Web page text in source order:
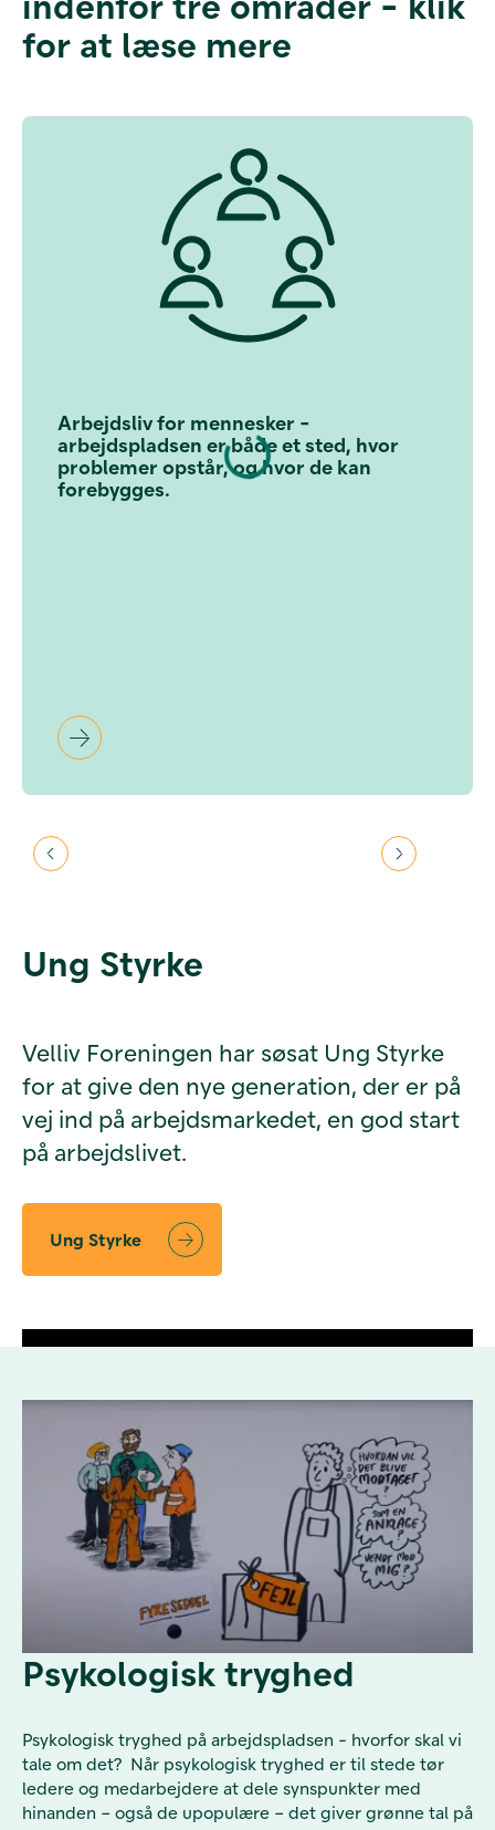
for at læse mere
Arbejdsliv for mennesker -
arbejdspladsen er både et sted, hvor
problemer opstår, og hvor de kan
forebygges.
Ung Styrke
Velliv Foreningen har søsat Ung Styrke
for at give den nye generation, der er på
vej ind på arbejdsmarkedet, en god start
på arbejdslivet.
Ung Styrke
Psykologisk tryghed
Psykologisk tryghed på arbejdspladsen - hvorfor skal vi
tale om det? Når psykologisk tryghed er til stede tør
ledere og medarbejdere at dele synspunkter med
hinanden – også de upopulære – det giver grønne tal på